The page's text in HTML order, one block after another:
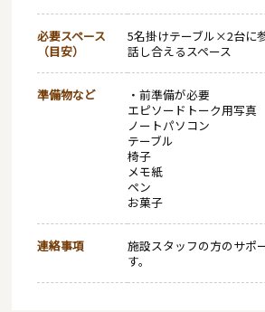
必要スペース
（目安）
5名掛けテーブル×2台に
話し合えるスペース
準備物など
・前準備が必要
エピソードトーク用写真
ノートパソコン
テーブル
椅子
メモ紙
ペン
お菓子
連絡事項
施設スタッフの方のサポ
す。